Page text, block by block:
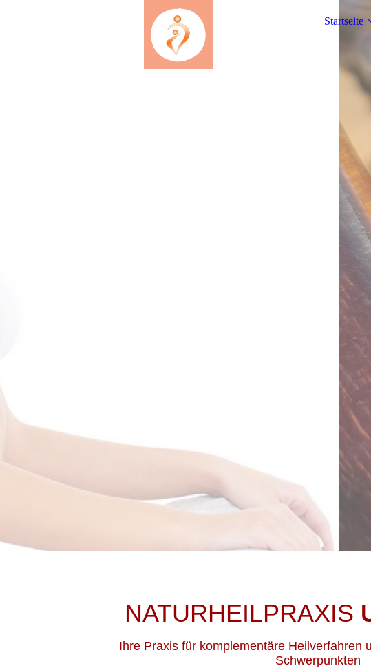
Startseite
NATURHEILPRAXIS
Ihre Praxis für komplementäre Heilverfahren
Schwerpunkten